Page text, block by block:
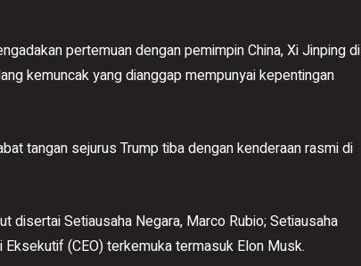
pertemuan dengan pemimpin China, Xi Jinping di
kemuncak yang dianggap mempunyai kepentingan
tangan sejurus Trump tiba dengan kenderaan rasmi di
disertai Setiausaha Negara, Marco Rubio; Setiausaha
(CEO) terkemuka termasuk Elon Musk.